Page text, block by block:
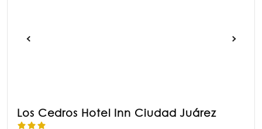
Los Cedros Hotel Inn Ciudad Juárez